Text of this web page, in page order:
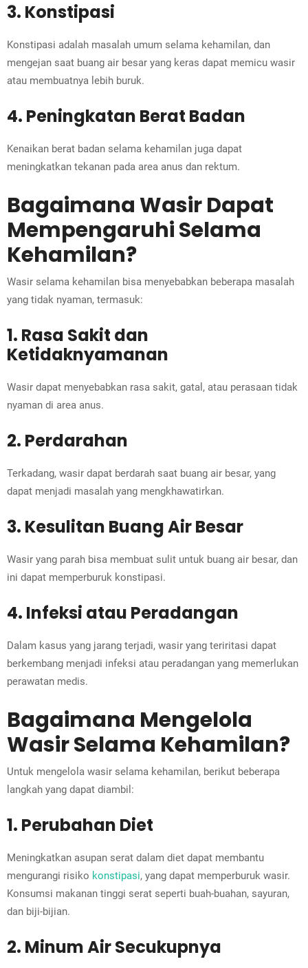
3. Konstipasi
Konstipasi adalah masalah umum selama kehamilan, dan
mengejan saat buang air besar yang keras dapat memicu wasir
atau membuatnya lebih buruk.
4. Peningkatan Berat Badan
Kenaikan berat badan selama kehamilan juga dapat
meningkatkan tekanan pada area anus dan rektum.
Bagaimana Wasir Dapat
Mempengaruhi Selama
Kehamilan?
Wasir selama kehamilan bisa menyebabkan beberapa masalah
yang tidak nyaman, termasuk:
1. Rasa Sakit dan
Ketidaknyamanan
Wasir dapat menyebabkan rasa sakit, gatal, atau perasaan tidak
nyaman di area anus.
2. Perdarahan
Terkadang, wasir dapat berdarah saat buang air besar, yang
dapat menjadi masalah yang mengkhawatirkan.
3. Kesulitan Buang Air Besar
Wasir yang parah bisa membuat sulit untuk buang air besar, dan
ini dapat memperburuk konstipasi.
4. Infeksi atau Peradangan
Dalam kasus yang jarang terjadi, wasir yang teriritasi dapat
berkembang menjadi infeksi atau peradangan yang memerlukan
perawatan medis.
Bagaimana Mengelola
Wasir Selama Kehamilan?
Untuk mengelola wasir selama kehamilan, berikut beberapa
langkah yang dapat diambil:
1. Perubahan Diet
Meningkatkan asupan serat dalam diet dapat membantu
mengurangi risiko konstipasi, yang dapat memperburuk wasir.
Konsumsi makanan tinggi serat seperti buah-buahan, sayuran,
dan biji-bijian.
2. Minum Air Secukupnya